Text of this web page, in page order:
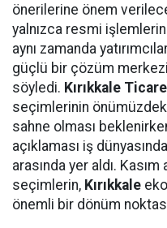
önerilerine önem
yalnızca resmi
aynı zamanda
güçlü bir çözüm
söyledi. Kırıkkale
seçimlerinin
sahne olması
açıklaması iş
arasında yer aldı.
seçimlerin, Kırıkkale
önemli bir dönüm